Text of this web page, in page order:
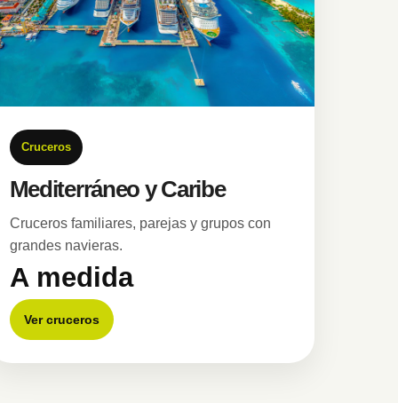
Cruceros
Mediterráneo y Caribe
Cruceros familiares, parejas y grupos con
grandes navieras.
A medida
Ver cruceros